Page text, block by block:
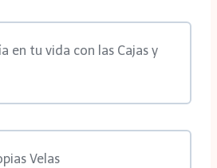
en tu vida con las Cajas y
Velas